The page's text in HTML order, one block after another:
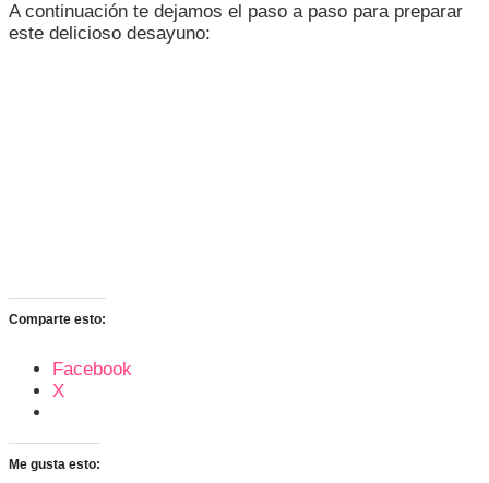
A continuación te dejamos el paso a paso para preparar
este delicioso desayuno:
Comparte esto:
Facebook
X
Me gusta esto: